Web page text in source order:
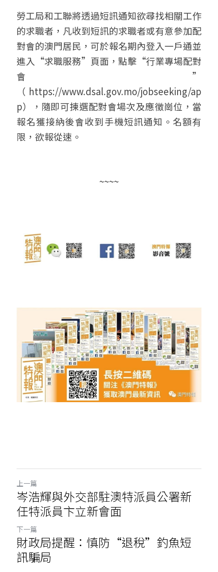
勞工局和工聯將透過短訊通知欲尋找相關工作
的求職者，凡收到短訊的求職者或有意參加配
對會的澳門居民，可於報名期內登入一戶通並
進入“求職服務”頁面，點擊“行業專場配對
會”
（https://www.dsal.gov.mo/jobseeking/ap
p），隨即可揀選配對會場次及應徵崗位，當
報名獲接納後會收到手機短訊通知。名額有
限，欲報從速。
~~~~
上一篇
岑浩輝與外交部駐澳特派員公署新
任特派員卞立新會面
下一篇
財政局提醒：慎防“退稅”釣魚短
訊騙局